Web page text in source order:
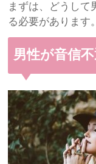
まずは、どうして
る必要があります。
男性が音信